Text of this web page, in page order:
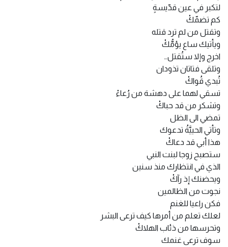
لتكبر في عين قدّيسةٍ
كم تضمّكْ
وتقتل من لم ترد قتله
ويأتيك ساع يؤمُّكْ
اخرج وإلا ستُقتل…
وتلقى فتاتان تذودان
تُبدي قُواكْ
تسقي لهما على دهشة من رُعاءْ
وتشكر من قد حباكْ
تمضي الى الظل
وتأتي الحييَّةُ تدعوك
هذا أبي قد دعاكْ
ستصبح زوجا لبنت النبي
الذي في انتظارك منذ سنين
ويحضنك إذ رآكْ
نجوت من الظالمين
فكن راعيا للغنم
لعلك تعلم من أمرها كيف ترعى البشر
وتحرسها من ذئاب الهلاكْ
سوف ترعى غنمك